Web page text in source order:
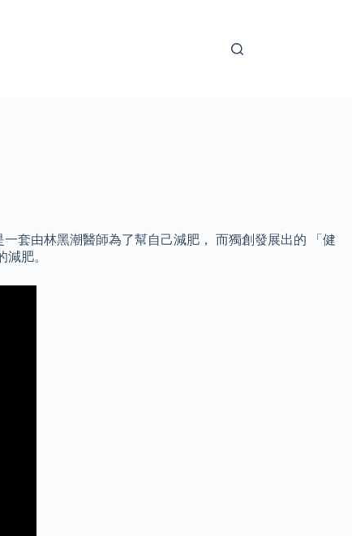
套由林黑潮醫師為了幫自己減肥， 而獨創發展出的 「健
肥。